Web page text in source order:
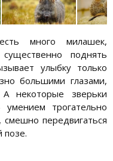
много милашек,
поднять
улыбку только
большими глазами,
некоторые зверьки
трогательно
передвигаться
позе.